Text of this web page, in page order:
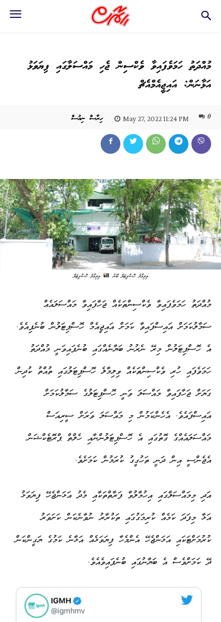
މުއްދަތު ހަމަވެފައިވާ ވެކްސިން ޖެހި މައްސަލާގައި ފިޔަވަޅު
އަޅާނަން: އައިޖީއެމްއެޗް
ހިރާސް ނިއުސް May 27, 2022 11:24 PM 0
ވިލިމާލެ ހޮސްޕިޓަލް ބޭރު ވިލިމާލެ ހޮސްޕިޓަލް
މުއްދަތު ހަމަވެފައިވާ ވެކްސިންތަކެއް ޖަހާފައިވާ މައްސަލައެއް
ސަމާލުކަމަށް އައިސްފައިވާ ކަމަށް އައިޖީއެމް ހޮސްޕިޓަލުން ބުނެފިއެވެ.
އެ ހޮސްޕިޓަލުން މިރޭ ނެރުނު ބަޔާނެއްގައި ބުނެފައިވަނީ މުއްދަތު
ހަމަވެފައި ހުރި ވެކްސިންތަކެއް ވިލިމާލެ ހޮސްޕިޓަލުގައި ތުއްތު ކުދިން
ގަޔަށް ޖަހާފައިވާ މައްސަލަ ވަނީ ހޮސްޕިޓަލުގެ ސަމާލުކަމަށް
އައިސްފައެވެ. އެހެންކަމުން މި މައްސަލަ ވަރަށް ސީރިއަސް
މައްސަލައެއްގެ ގޮތުގައި އެ ހޮސްޕިޓަލުންނާއި ހެލްތް ޕްރޮޓެކްޝަން
އެޖެންސީ އިން ދަނީ ތަހުގީގު ކުރަމުން ކަމަށެވެ.
އަދި މިމައްސަލާގައި އިހުމާލުވާ ފަރާތްތަކާއި މެދު އަޅަންޖެހޭ ފިޔަވަޅު
އަޅާ މިފަދަ ކަމެއް ކުރިމަގުގައި ތަކުރާރު ނުވާނެކަން ކަށަވަރު
ކުރުމަށްޓަކައި އަޅަންޖެހޭ އެންމެހާ ފިޔަވަޅެއް އަޅާނެ ކަމުގެ ޔަގީންކަން
ދޭ ކަމަށްވެސް އެ ބަޔާނުގައި ބުނެފައިވެއެވެ.